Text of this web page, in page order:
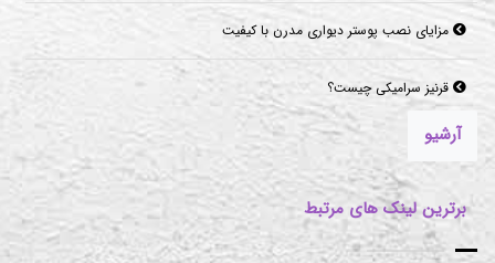
مزایای نصب پوستر دیواری مدرن با کیفیت
قرنیز سرامیکی چیست؟
آرشیو
برترین لینک های مرتبط